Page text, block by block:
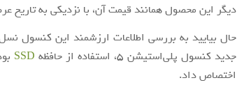
دیگر این محصول همانند قیمت آن، با نزدیکی به تاریخ
حال بیایید به بررسی اطلاعات ارزشمند این کنسول
جدید کنسول پلی‌استیشن 5، استفاده از حافظه
SSD
اختصاص داد.